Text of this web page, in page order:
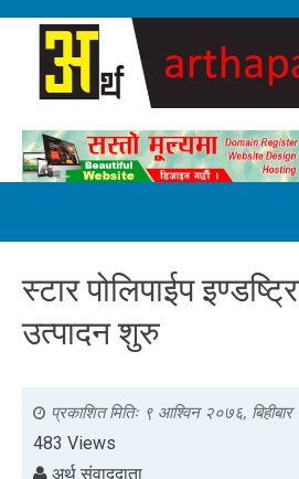
स्टार पोलिपाईप
उत्पादन शुरु
प्रकाशित मितिः ९ आश्विन २०७६,
483 Views
अर्थ संवाददाता